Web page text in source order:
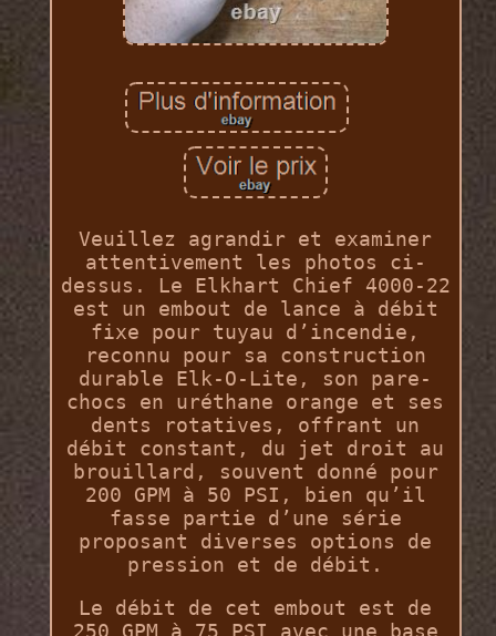
Veuillez agrandir et examiner
attentivement les photos ci-
dessus. Le Elkhart Chief 4000-22
est un embout de lance à débit
fixe pour tuyau d’incendie,
reconnu pour sa construction
durable Elk-O-Lite, son pare-
chocs en uréthane orange et ses
dents rotatives, offrant un
débit constant, du jet droit au
brouillard, souvent donné pour
200 GPM à 50 PSI, bien qu’il
fasse partie d’une série
proposant diverses options de
pression et de débit.
Le débit de cet embout est de
250 GPM à 75 PSI avec une base